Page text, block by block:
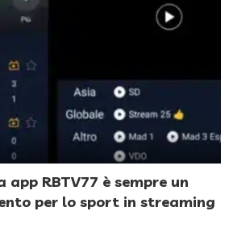
RBTV77 è sempre un
per lo sport in streaming